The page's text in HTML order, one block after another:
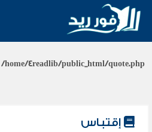
/home/4readlib/public_html/quote.php
إقتباس